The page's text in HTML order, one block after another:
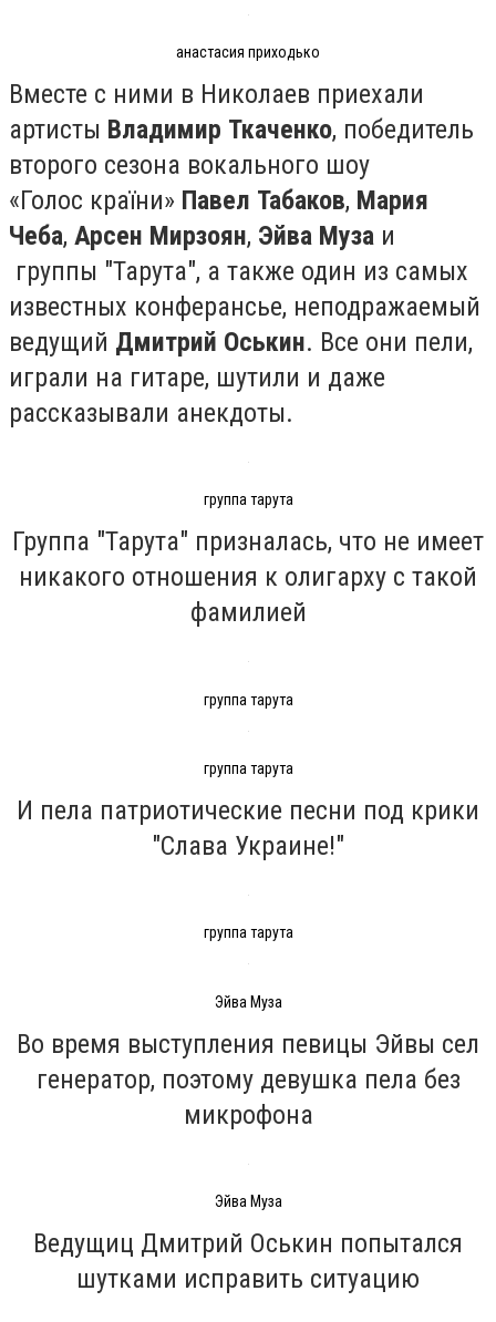
анастасия приходько
Вместе с ними в Николаев приехали
артисты Владимир Ткаченко, победитель
второго сезона вокального шоу
«Голос країни» Павел Табаков, Мария
Чеба, Арсен Мирзоян, Эйва Муза и
группы "Тарута", а также один из самых
известных конферансье, неподражаемый
ведущий Дмитрий Оськин. Все они пели,
играли на гитаре, шутили и даже
рассказывали анекдоты.
группа тарута
Группа "Тарута" призналась, что не имеет
никакого отношения к олигарху с такой
фамилией
группа тарута
группа тарута
И пела патриотические песни под крики
"Слава Украине!"
группа тарута
Эйва Муза
Во время выступления певицы Эйвы сел
генератор, поэтому девушка пела без
микрофона
Эйва Муза
Ведущиц Дмитрий Оськин попытался
шутками исправить ситуацию